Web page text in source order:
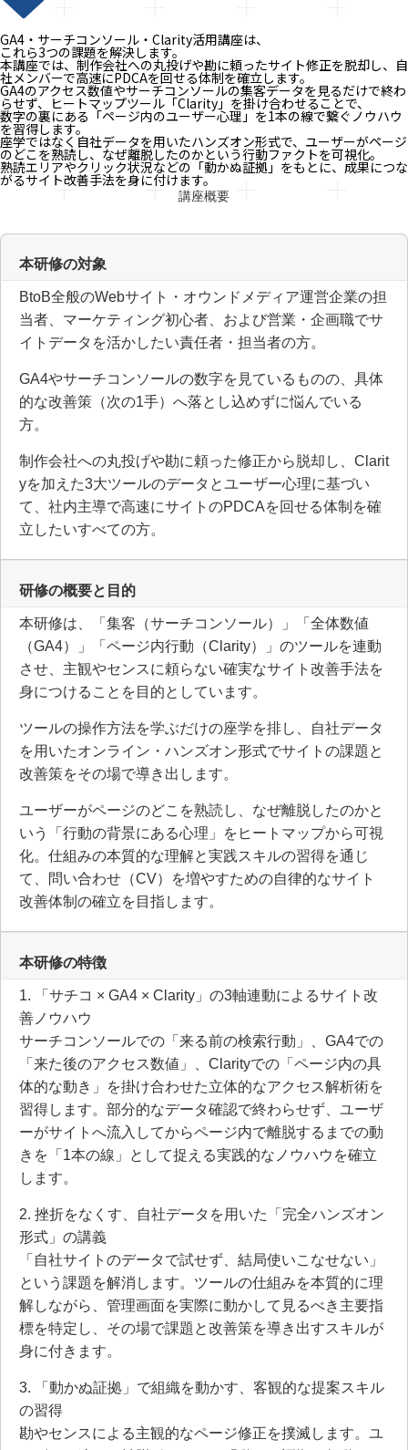
GA4・サーチコンソール・Clarity活用講座は、
これら3つの課題を解決します。
本講座では、制作会社への丸投げや勘に頼ったサイト修正を脱却し、自
社メンバーで高速にPDCAを回せる体制を確立します。
GA4のアクセス数値やサーチコンソールの集客データを見るだけで終わ
らせず、ヒートマップツール「Clarity」を掛け合わせることで、
数字の裏にある「ページ内のユーザー心理」を1本の線で繋ぐノウハウ
を習得します。
座学ではなく自社データを用いたハンズオン形式で、ユーザーがページ
のどこを熟読し、なぜ離脱したのかという行動ファクトを可視化。
熟読エリアやクリック状況などの「動かぬ証拠」をもとに、成果につな
がるサイト改善手法を身に付けます。
講座概要
本研修の対象
BtoB全般のWebサイト・オウンドメディア運営企業の担
当者、マーケティング初心者、および営業・企画職でサ
イトデータを活かしたい責任者・担当者の方。
GA4やサーチコンソールの数字を見ているものの、具体
的な改善策（次の1手）へ落とし込めずに悩んでいる
方。
制作会社への丸投げや勘に頼った修正から脱却し、Clarit
yを加えた3大ツールのデータとユーザー心理に基づい
て、社内主導で高速にサイトのPDCAを回せる体制を確
立したいすべての方。
研修の概要と目的
本研修は、「集客（サーチコンソール）」「全体数値
（GA4）」「ページ内行動（Clarity）」のツールを連動
させ、主観やセンスに頼らない確実なサイト改善手法を
身につけることを目的としています。
ツールの操作方法を学ぶだけの座学を排し、自社データ
を用いたオンライン・ハンズオン形式でサイトの課題と
改善策をその場で導き出します。
ユーザーがページのどこを熟読し、なぜ離脱したのかと
いう「行動の背景にある心理」をヒートマップから可視
化。仕組みの本質的な理解と実践スキルの習得を通じ
て、問い合わせ（CV）を増やすための自律的なサイト
改善体制の確立を目指します。
本研修の特徴
1. 「サチコ × GA4 × Clarity」の3軸連動によるサイト改
善ノウハウ
サーチコンソールでの「来る前の検索行動」、GA4での
「来た後のアクセス数値」、Clarityでの「ページ内の具
体的な動き」を掛け合わせた立体的なアクセス解析術を
習得します。部分的なデータ確認で終わらせず、ユーザ
ーがサイトへ流入してからページ内で離脱するまでの動
きを「1本の線」として捉える実践的なノウハウを確立
します。
2. 挫折をなくす、自社データを用いた「完全ハンズオン
形式」の講義
「自社サイトのデータで試せず、結局使いこなせない」
という課題を解消します。ツールの仕組みを本質的に理
解しながら、管理画面を実際に動かして見るべき主要指
標を特定し、その場で課題と改善策を導き出すスキルが
身に付きます。
3. 「動かぬ証拠」で組織を動かす、客観的な提案スキル
の習得
勘やセンスによる主観的なページ修正を撲滅します。ユ